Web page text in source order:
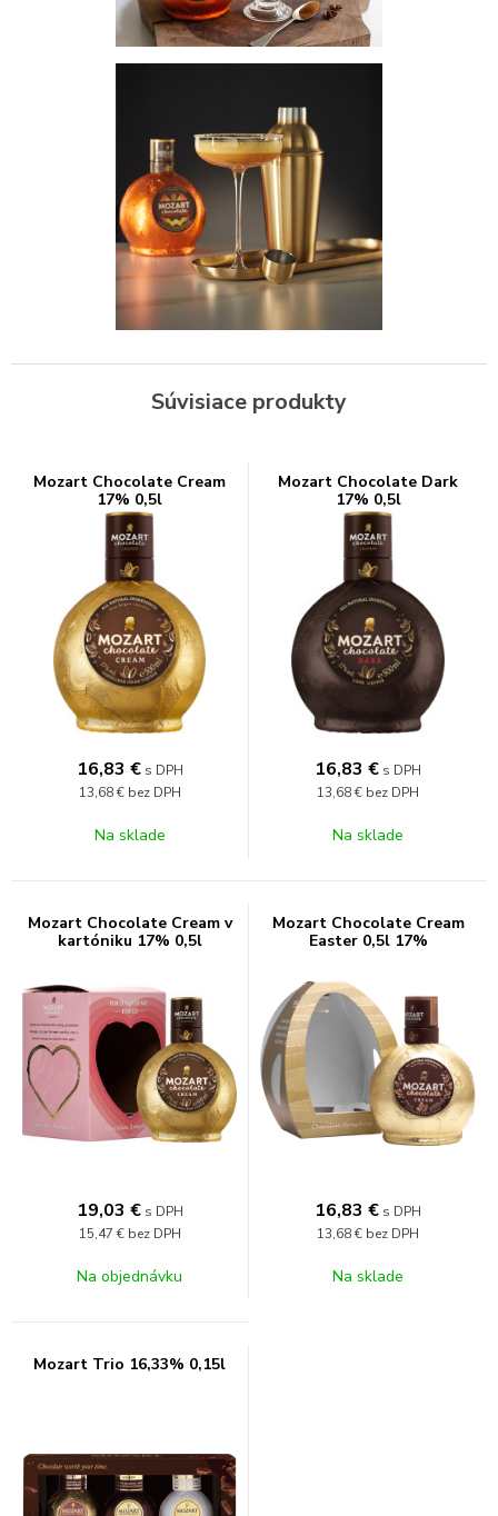
Súvisiace produkty
Mozart Chocolate Cream
17% 0,5l
16,83 € s DPH
13,68 € bez DPH
Na sklade
Mozart Chocolate Dark
17% 0,5l
16,83 € s DPH
13,68 € bez DPH
Na sklade
Mozart Chocolate Cream v
kartóniku 17% 0,5l
19,03 € s DPH
15,47 € bez DPH
Na objednávku
Mozart Chocolate Cream
Easter 0,5l 17%
16,83 € s DPH
13,68 € bez DPH
Na sklade
Mozart Trio 16,33% 0,15l